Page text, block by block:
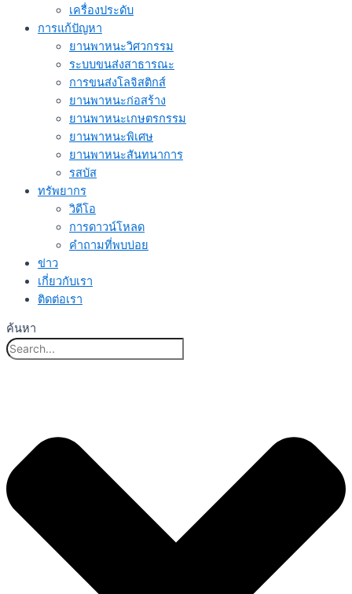
เครื่องประดับ
การแก้ปัญหา
ยานพาหนะวิศวกรรม
ระบบขนส่งสาธารณะ
การขนส่งโลจิสติกส์
ยานพาหนะก่อสร้าง
ยานพาหนะเกษตรกรรม
ยานพาหนะพิเศษ
ยานพาหนะสันทนาการ
รสบัส
ทรัพยากร
วิดีโอ
การดาวน์โหลด
คำถามที่พบบ่อย
ข่าว
เกี่ยวกับเรา
ติดต่อเรา
ค้นหา